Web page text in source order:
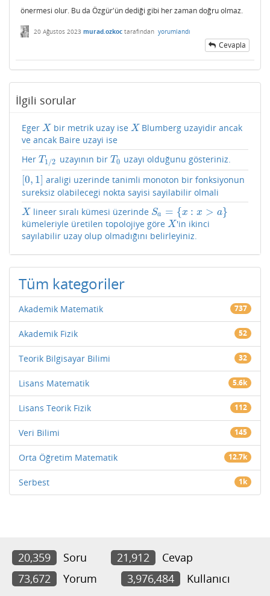
önermesi olur. Bu da Özgür'ün dediği gibi her zaman doğru olmaz.
20 Ağustos 2023 murad.ozkoc tarafından yorumlandı
Cevapla
İlgili sorular
Eger X
X bir metrik uzay ise X
X Blumberg uzayidir ancak
ve ancak Baire uzayi ise
Her T 1/2
T1 /2 uzayının bir T0
T0 uzayı olduğunu gösteriniz.
[0, 1]
0,1] araligi uzerinde tanimli monoton bir fonksiyonun
sureksiz olabilecegi nokta sayisi sayilabilir olmali
X
X lineer sıralı kümesi üzerinde Sa = {x : x > a}
Sa= {x: x>a }
kümeleriyle üretilen topolojiye göre X
X 'in ikinci
sayılabilir uzay olup olmadığını belirleyiniz.
Tüm kategoriler
Akademik Matematik 737
Akademik Fizik 52
Teorik Bilgisayar Bilimi 32
Lisans Matematik 5.6k
Lisans Teorik Fizik 112
Veri Bilimi 145
Orta Öğretim Matematik 12.7k
Serbest 1k
20,359 Soru 21,912
Cevap
73,672
Yorum 3,976,484 Kullanıcı